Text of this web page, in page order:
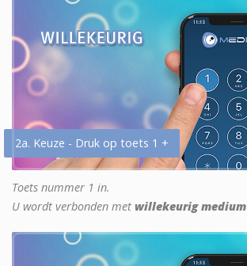
2a. Keuze - Druk op toets 1 +
Toets nummer 1 in.
U wordt verbonden met willekeurig medium